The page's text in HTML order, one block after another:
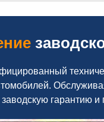
заводскую гарантию и